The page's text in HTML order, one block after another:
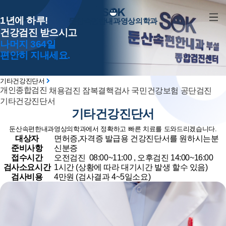
둔산속편한내과영상의학과
1년에 하루!
건강검진 받으시고
나머지 364일
편안히 지내세요.
기타건강진단서
개인종합검진 채용검진 잠복결핵검사 국민건강보험 공단검진
기타건강진단서
기타건강진단서
둔산속편한내과영상의학과에서 정확하고 빠른 치료를 도와드리겠습니다.
대상자
면허증,자격증 발급용 건강진단서를 원하시는분
준비사항
신분증
접수시간
오전검진 08:00~11:00 , 오후검진 14:00~16:00
검사소요시간 1시간 (상황에 따라 대기시간 발생 할수 있음)
검사비용
4만원 (검사결과 4~5일소요)